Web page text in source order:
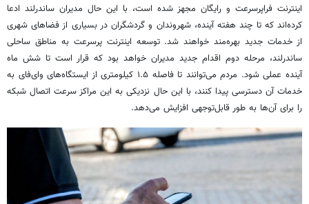
اینترنت فراپرسرعت و رایگان مجهز شده است، با این حال مدیران ساندرلند ادعا
کرده‌اند که تا چند هفته آینده، شهروندان و گردشگران در بسیاری از فضاهای شهری
از خدمات جدید بهره‌مند خواهند شد. توسعه اینترنت پرسرعت به مناطق ساحلی
ساندرلند، مرحله دوم اقدام جدید مدیران خواهد بود که قرار است تا شش ماه
آینده عملی شود. مردم می‌توانند تا فاصله ۱.۵ کیلومتری از ایستگاه‌های وای‌فای به
خدمات آن دسترسی پیدا کنند، با این حال نزدیکی به این مراکز سرعت اتصال شبکه
را برای آن‌ها به طور قابل‌توجهی افزایش می‌دهد.